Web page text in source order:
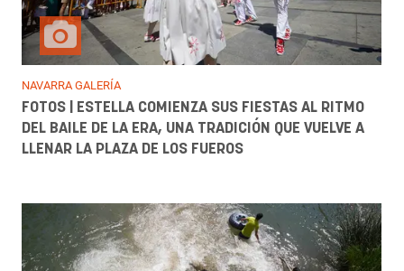
NAVARRA GALERÍA
FOTOS | ESTELLA COMIENZA SUS FIESTAS AL RITMO
DEL BAILE DE LA ERA, UNA TRADICIÓN QUE VUELVE A
LLENAR LA PLAZA DE LOS FUEROS